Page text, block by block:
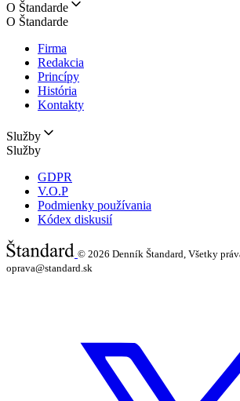
O Štandarde
O Štandarde
Firma
Redakcia
Princípy
História
Kontakty
Služby
Služby
GDPR
V.O.P
Podmienky používania
Kódex diskusií
© 2026 Denník Štandard, Všetky
oprava@standard.sk